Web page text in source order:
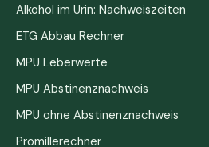
Alkohol im Urin: Nachweiszeiten
ETG Abbau Rechner
MPU Leberwerte
MPU Abstinenznachweis
MPU ohne Abstinenznachweis
Promillerechner